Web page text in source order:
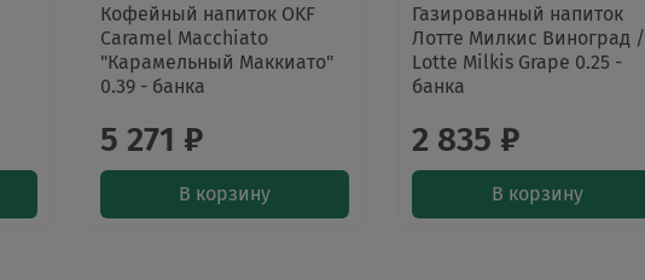
Кофейный напиток OKF
Caramel Macchiato
"Карамельный Маккиато"
0.39 - банка
5 271 ₽
В корзину
Газированный напиток
Лотте Милкис Виноград /
Lotte Milkis Grape 0.25 -
банка
2 835 ₽
В корзину